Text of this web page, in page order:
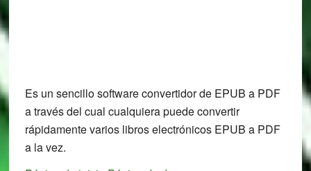
Es un sencillo software convertidor de EPUB a PDF
a través del cual cualquiera puede convertir
rápidamente varios libros electrónicos EPUB a PDF
a la vez.